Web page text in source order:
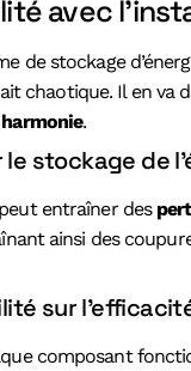
avec
de stockage
chaotique. Il en va
.
stockage de
entraîner des
ainsi des
sur
composant